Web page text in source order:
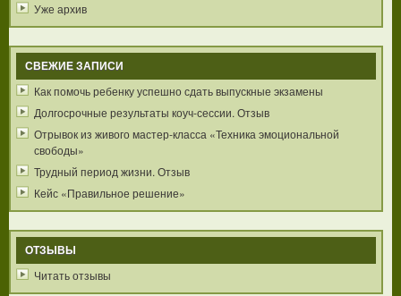
Уже архив
СВЕЖИЕ ЗАПИСИ
Как помочь ребенку успешно сдать выпускные экзамены
Долгосрочные результаты коуч-сессии. Отзыв
Отрывок из живого мастер-класса «Техника эмоциональной
свободы»
Трудный период жизни. Отзыв
Кейс «Правильное решение»
ОТЗЫВЫ
Читать отзывы